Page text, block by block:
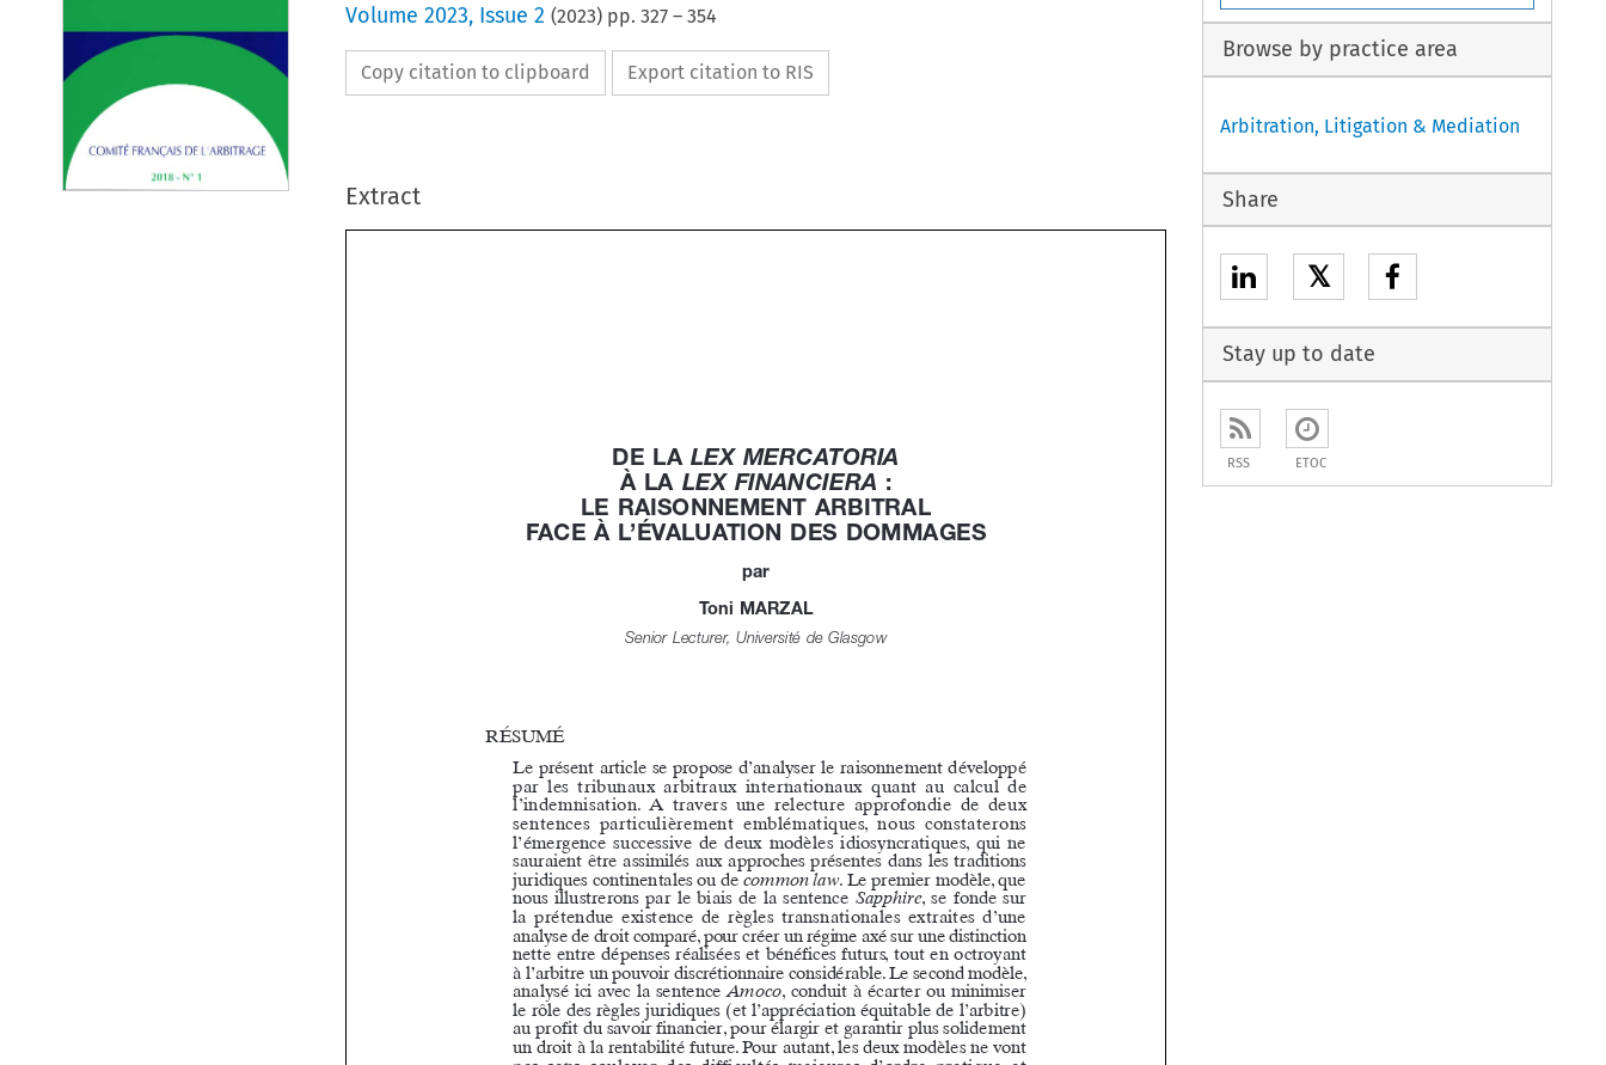
Volume 2023, Issue 2 (2023) pp. 327– 354
Copy citation to clipboard Export citation to RIS
Extract
 
 












 
 





  



À LA LEX FINANCIERA
LE RAISONNEMENT ARBITRAL
FACE À L’ÉVALUATION DES DOMMAGES
RÉSUMÉ
Le présent article se propose d’analyser le raisonnement développé
par  les  tribunaux  arbitraux  internationaux  quant  au  calcul  de
l’indemnisation.  A  travers  une  relecture  approfondie  de  deux
sentences  particulièrement  emblématiques,  nous  constaterons
l’émergence  successive  de  deux  modèles  idiosyncratiques,  qui  ne
sauraient  être  assimilés  aux  approches  présentes  dans  les  traditions
juridiques continentales ou de common law. Le premier modèle, que
nous  illustrerons  par  le  biais  de  la  sentence Sapphire,  se  fonde  sur
la  prétendue  existence  de  règles  transnationales  extraites  d’une
analyse de droit comparé, pour créer un régime axé sur une distinction
nette  entre  dépenses  réalisées  et  bénéfices  futurs,  tout  en  octroyant
à l’arbitre un pouvoir discrétionnaire considérable. Le second modèle,
analysé  ici  avec  la  sentence Amoco,  conduit  à  écarter  ou  minimiser
le rôle des règles juridiques (et l’appréciation équitable de l’arbitre)
au profit du savoir financier, pour élargir et garantir plus solidement
un droit à la rentabilité future. Pour autant, les deux modèles ne vont
pas  sans  soulever  des  difficultés  majeures  d’ordre  pratique  et
théorique.
SUMMARY
The  present  article  seeks  to  analyse  the  reasoning  developed  by
international  arbitral  tribunals,  in  relation  to  the  calculation  of
compensation.  Through  an  in-depth  analysis  of  two  particularly
Browse by practice area
Arbitration, Litigation & Mediation
Share
𝕏
Stay up to date
RSS ETOC